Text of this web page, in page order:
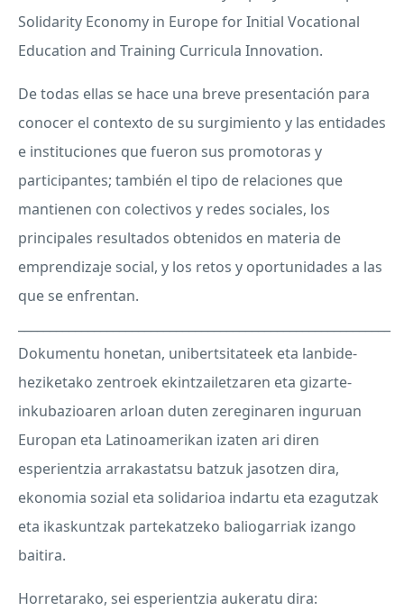
Solidarity Economy in Europe for Initial Vocational
Education and Training Curricula Innovation.
De todas ellas se hace una breve presentación para
conocer el contexto de su surgimiento y las entidades
e instituciones que fueron sus promotoras y
participantes; también el tipo de relaciones que
mantienen con colectivos y redes sociales, los
principales resultados obtenidos en materia de
emprendizaje social, y los retos y oportunidades a las
que se enfrentan.
Dokumentu honetan, unibertsitateek eta lanbide-
heziketako zentroek ekintzailetzaren eta gizarte-
inkubazioaren arloan duten zereginaren inguruan
Europan eta Latinoamerikan izaten ari diren
esperientzia arrakastatsu batzuk jasotzen dira,
ekonomia sozial eta solidarioa indartu eta ezagutzak
eta ikaskuntzak partekatzeko baliogarriak izango
baitira.
Horretarako, sei esperientzia aukeratu dira: